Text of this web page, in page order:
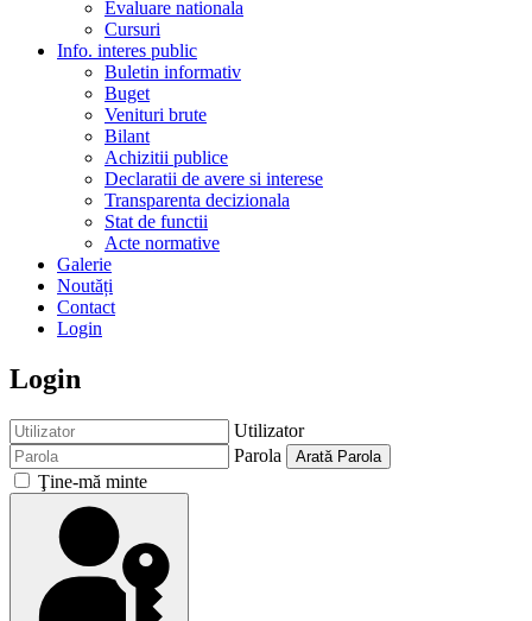
Evaluare nationala
Cursuri
Info. interes public
Buletin informativ
Buget
Venituri brute
Bilant
Achizitii publice
Declaratii de avere si interese
Transparenta decizionala
Stat de functii
Acte normative
Galerie
Noutăți
Contact
Login
Login
Utilizator
Parola
Arată Parola
Ţine-mă minte